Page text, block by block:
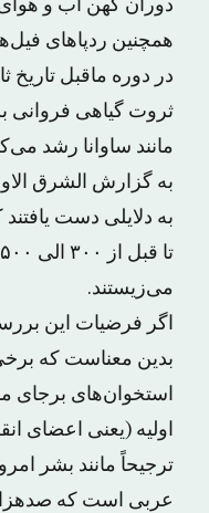
دوران کهن آب و
همچنین ردپاهای
در دوره ماقبل تاریخ
ثروت گیاهی فروانی
مانند ساوانا رشد
به گزارش الشرق
به دلایلی دست
می‌زیستند.
اگر فرضیات این
بدین معناست که
استخوان‌های برجای
اولیه (یعنی اعضای
ترجیحاً مانند بشر
عربی است که